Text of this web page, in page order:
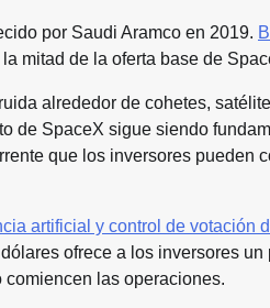
por Saudi Aramco en 2019.
mitad de la oferta base de
alrededor de cohetes,
de SpaceX sigue siendo
que los inversores pueden
artificial y control de votación
ofrece a los inversores un
las operaciones.